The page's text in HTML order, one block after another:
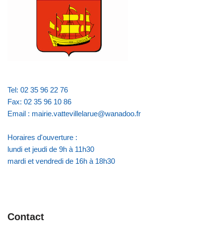
Tel: 02 35 96 22 76
Fax: 02 35 96 10 86
Email : mairie.vattevillelarue@wanadoo.fr
Horaires d'ouverture :
lundi et jeudi de 9h à 11h30
mardi et vendredi de 16h à 18h30
Contact